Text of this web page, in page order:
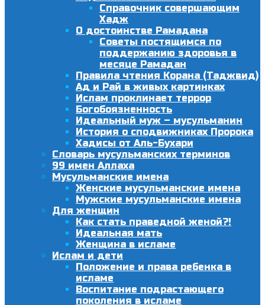
Справочник совершающим
Хадж
О достоинстве Рамадана
Советы постящимся по
поддержанию здоровья в
месяце Рамадан
Правила чтения Корана (Таджвид)
Ад и Рай в живых картинках
Ислам проклинает террор
Богобоязненность
Идеальный муж – мусульманин
История о сподвижниках Пророка
Хадисы от Аль-Бухари
Словарь мусульманских терминов
99 имен Аллаха
Мусульманские имена
Женские мусульманские имена
Мужские мусульманские имена
Для женщин
Как стать праведной женой?!
Идеальная мать
Женщина в исламе
Ислам и дети
Положение и права ребенка в
исламе
Воспитание подрастающего
поколения в исламе